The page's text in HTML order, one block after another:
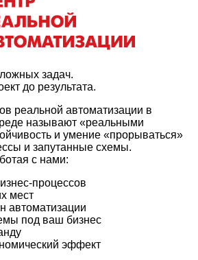
задач.
до результата.
реальной автоматизации в
называют «реальными
и умение «прорываться»
и запутанные схемы.
с нами:
процессов
мест
автоматизации
под ваш бизнес
эффект